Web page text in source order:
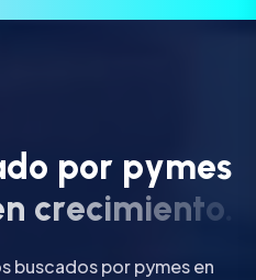
do por pymes
n crecimiento
buscados por pymes en